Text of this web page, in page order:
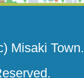
Misaki Town.